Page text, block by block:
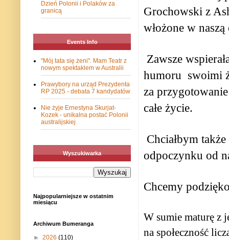
Grochowski z
włożone w
Zawsze
humoru swoimi
za
całe życie.
Chciałbym
odpoczynku od
Chcemy
W sumie maturę z
na społeczność
Dzień Polonii i Polaków za
granicą
Events Info
"Mój tata się żeni". Mam Teatr z
nowym spektaklem w Australii
Prawybory na urząd Prezydenta
RP 2025 - debata 7 kandydatów
Nie żyje Ernestyna Skurjat-
Kozek - unikalna postać Polonii
australijskiej
Wyszukiwarka
Najpopularniejsze w ostatnim
miesiącu
Archiwum Bumeranga
► 2026 (110)